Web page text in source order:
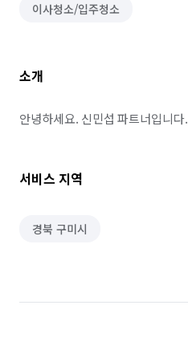
이사청소/입주청소
소개
안녕하세요. 신민섭 파트너입니다.
서비스 지역
경북 구미시